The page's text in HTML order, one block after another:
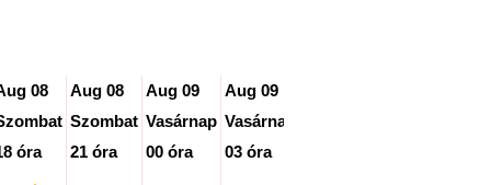
08
óra
Aug 08
Szombat
21 óra
Aug 09
Vasárnap
00 óra
Aug 09
Vasárnap
03 óra